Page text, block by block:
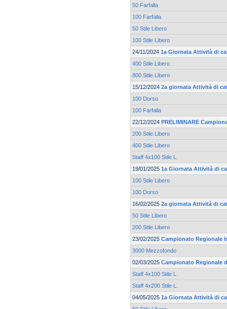
50 Farfalla
100 Farfalla
50 Stile Libero
100 Stile Libero
24/11/2024 1a Giornata Attività di
400 Stile Libero
800 Stile Libero
15/12/2024 2a giornata Attività di
100 Dorso
100 Farfalla
22/12/2024 PRELIMINARE
200 Stile Libero
400 Stile Libero
Staff 4x100 Stile L.
19/01/2025 1a Giornata Attività di
100 Stile Libero
100 Dorso
16/02/2025 2a giornata Attività di
50 Stile Libero
200 Stile Libero
23/02/2025 Campionato Regionale
3000 Mezzofondo
02/03/2025 Campionato Regionale
Staff 4x100 Stile L.
Staff 4x200 Stile L.
04/05/2025 1a Giornata Attività di